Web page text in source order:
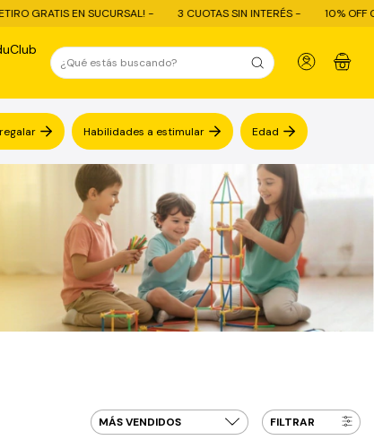
EN SUCURSAL! - 3 CUOTAS SIN INTERÉS - 10% OFF CON
0
Habilidades a estimular Edad
FILTRAR